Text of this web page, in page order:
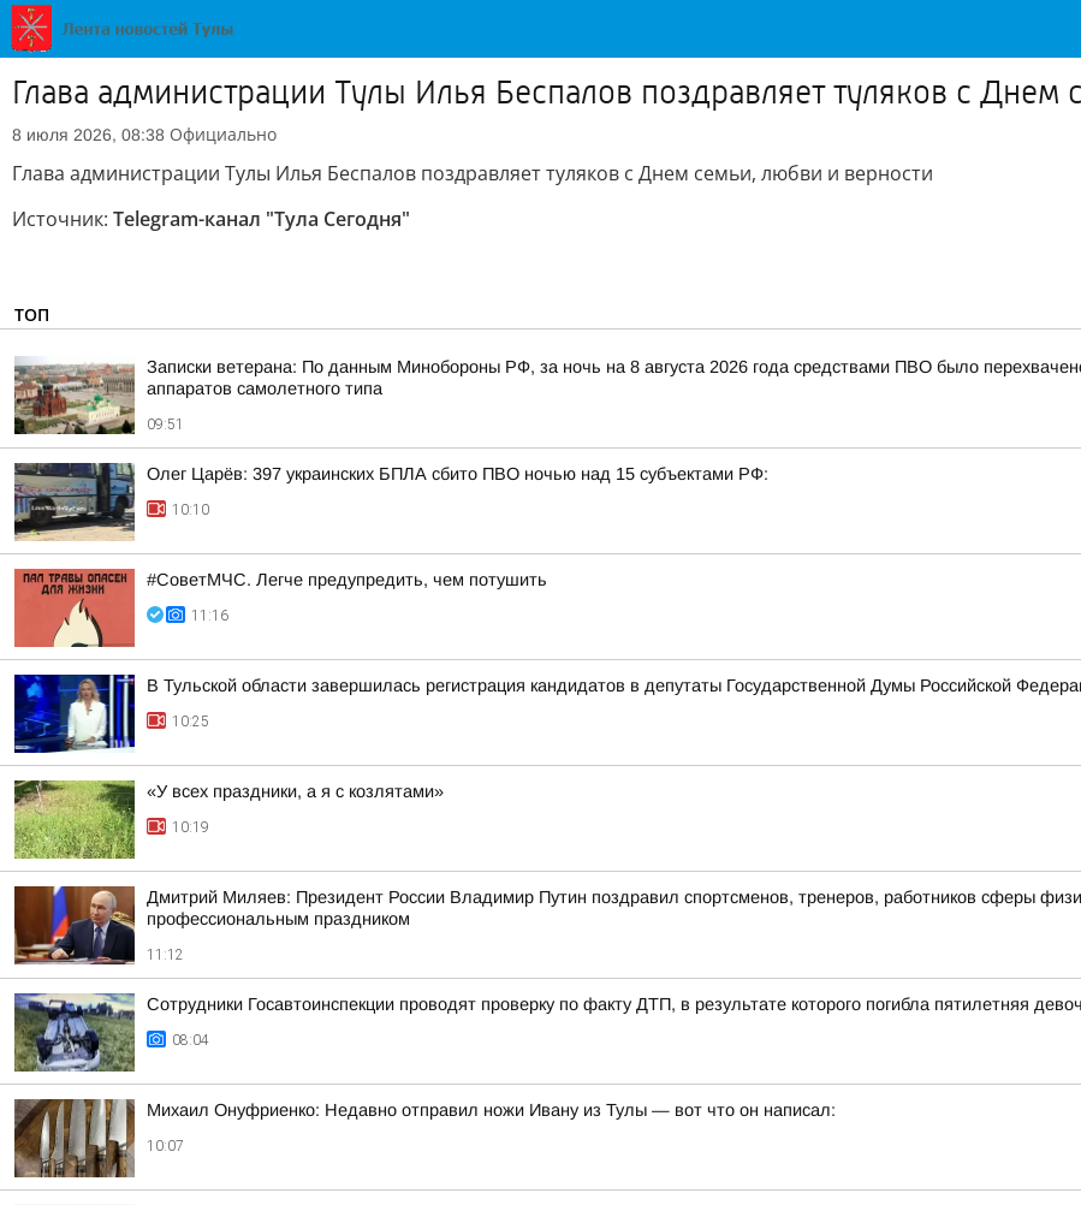
Глава администрации Тулы Илья Беспалов поздравляет туляков с Днем
8 июля 2026, 08:38 Официально
Глава администрации Тулы Илья Беспалов поздравляет туляков с Днем семьи, любви и верности
Источник: Telegram-канал "Тула Сегодня"
ТОП
Записки ветерана: По данным Минобороны РФ, за ночь на 8 августа 2026 года средствами ПВО было
аппаратов самолетного типа
09:51
Олег Царёв: 397 украинских БПЛА сбито ПВО ночью над 15 субъектами РФ:
10:10
#СоветМЧС. Легче предупредить, чем потушить
11:16
В Тульской области завершилась регистрация кандидатов в депутаты Государственной Думы Российской
10:25
«У всех праздники, а я с козлятами»
10:19
Дмитрий Миляев: Президент России Владимир Путин поздравил спортсменов, тренеров, работников сферы
профессиональным праздником
11:12
Сотрудники Госавтоинспекции проводят проверку по факту ДТП, в результате которого погибла пятилетняя
08:04
Михаил Онуфриенко: Недавно отправил ножи Ивану из Тулы — вот что он написал:
10:07